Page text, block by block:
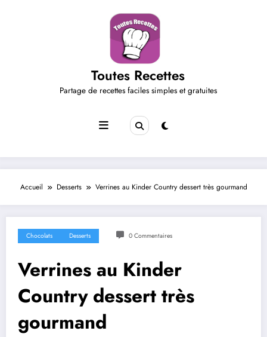
Toutes Recettes
Partage de recettes faciles simples et gratuites
Accueil Desserts Verrines au Kinder Country dessert très gourmand
Chocolats Desserts 0 Commentaires
Verrines au Kinder
Country dessert très
gourmand